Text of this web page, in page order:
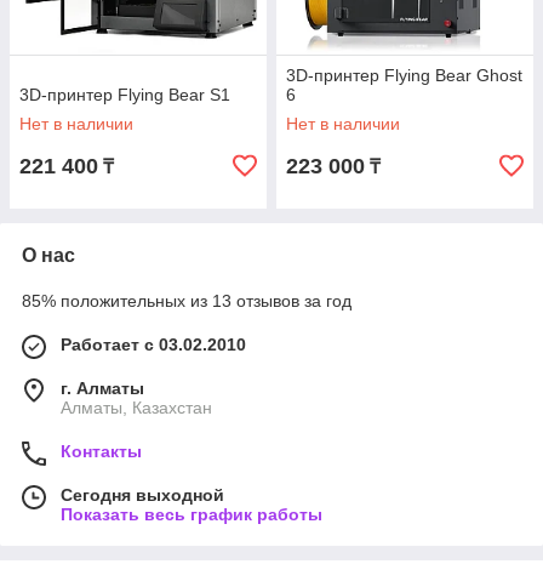
3D-принтер Flying Bear S1
Нет в наличии
221 400 ₸
3D-принтер Flying Bear Ghost
6
Нет в наличии
223 000 ₸
О нас
85% положительных из 13 отзывов за год
Работает с 03.02.2010
г. Алматы
Алматы, Казахстан
Контакты
Сегодня выходной
Показать весь график работы